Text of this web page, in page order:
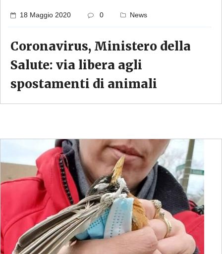
18 Maggio 2020 0 News
Coronavirus, Ministero della
Salute: via libera agli
spostamenti di animali